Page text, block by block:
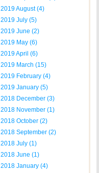
2019 August(4)
2019 July (5)
2019 June (2)
2019 May (6)
2019 April (6)
2019 March (15)
2019 February (4)
2019 January (5)
2018 December (3)
2018 November (1)
2018 October (2)
2018 September (2)
2018 July (1)
2018 June (1)
2018 January (4)